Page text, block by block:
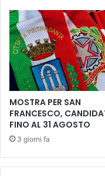
l
l
a
C
o
m
u
n
i
t
à
e
e
l
l
’
U
m
b
r
i
a
|
I
MOSTRA PER SAN
FRANCESCO,
FINO AL 31 AGOSTO
3 giorni fa